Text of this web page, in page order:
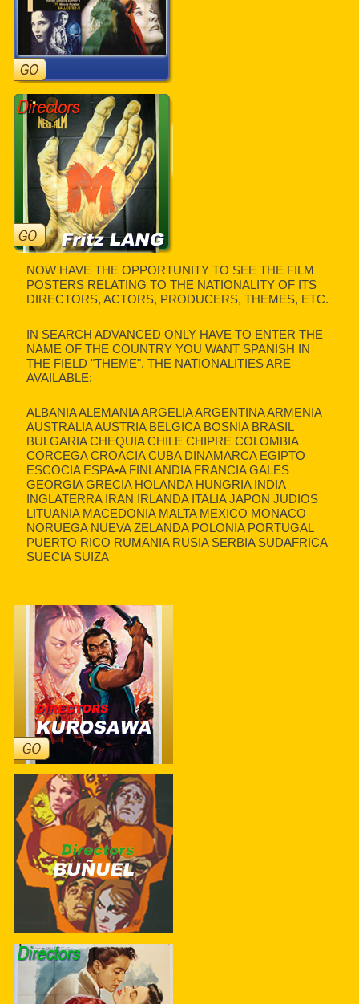
NOW HAVE THE OPPORTUNITY TO SEE THE FILM
POSTERS RELATING TO THE NATIONALITY OF ITS
DIRECTORS, ACTORS, PRODUCERS, THEMES, ETC.
IN SEARCH ADVANCED ONLY HAVE TO ENTER THE
NAME OF THE COUNTRY YOU WANT SPANISH IN
THE FIELD "THEME". THE NATIONALITIES ARE
AVAILABLE:
ALBANIA ALEMANIA ARGELIA ARGENTINA ARMENIA
AUSTRALIA AUSTRIA BELGICA BOSNIA BRASIL
BULGARIA CHEQUIA CHILE CHIPRE COLOMBIA
CORCEGA CROACIA CUBA DINAMARCA EGIPTO
ESCOCIA ESPA•A FINLANDIA FRANCIA GALES
GEORGIA GRECIA HOLANDA HUNGRIA INDIA
INGLATERRA IRAN IRLANDA ITALIA JAPON JUDIOS
LITUANIA MACEDONIA MALTA MEXICO MONACO
NORUEGA NUEVA ZELANDA POLONIA PORTUGAL
PUERTO RICO RUMANIA RUSIA SERBIA SUDAFRICA
SUECIA SUIZA